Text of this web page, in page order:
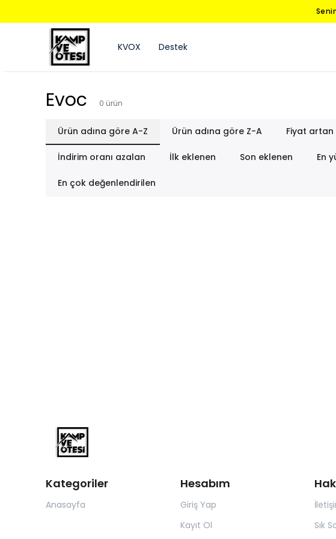
KVOX Destek
Evoc 0 ürün
Ürün adına göre A-Z Ürün adına göre Z-A Fiyat artan
İndirim oranı azalan İlk eklenen Son eklenen En
En çok değenlendirilen
Kategoriler
Anasayfa
Hesabım
Giriş Yap
Kayıt Ol
Sık